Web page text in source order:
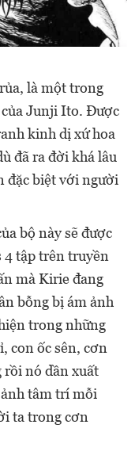
là một trong
Junji Ito. Được
kinh dị xứ hoa
đã ra đời khá lâu
đặc biệt với người
bộ này sẽ được
4 tập trên truyền
mà Kirie đang
bỗng bị ám ảnh
trong những
con ốc sên, cơn
rồi nó dần xuất
tâm trí mỗi
ta trong cơn